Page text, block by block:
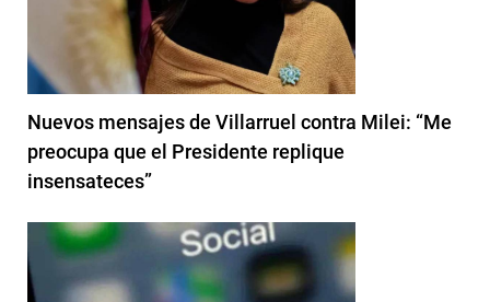
Nuevos mensajes de Villarruel contra Milei: “Me
preocupa que el Presidente replique
insensateces”